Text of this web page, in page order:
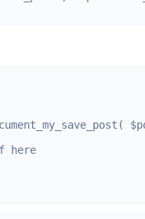
here